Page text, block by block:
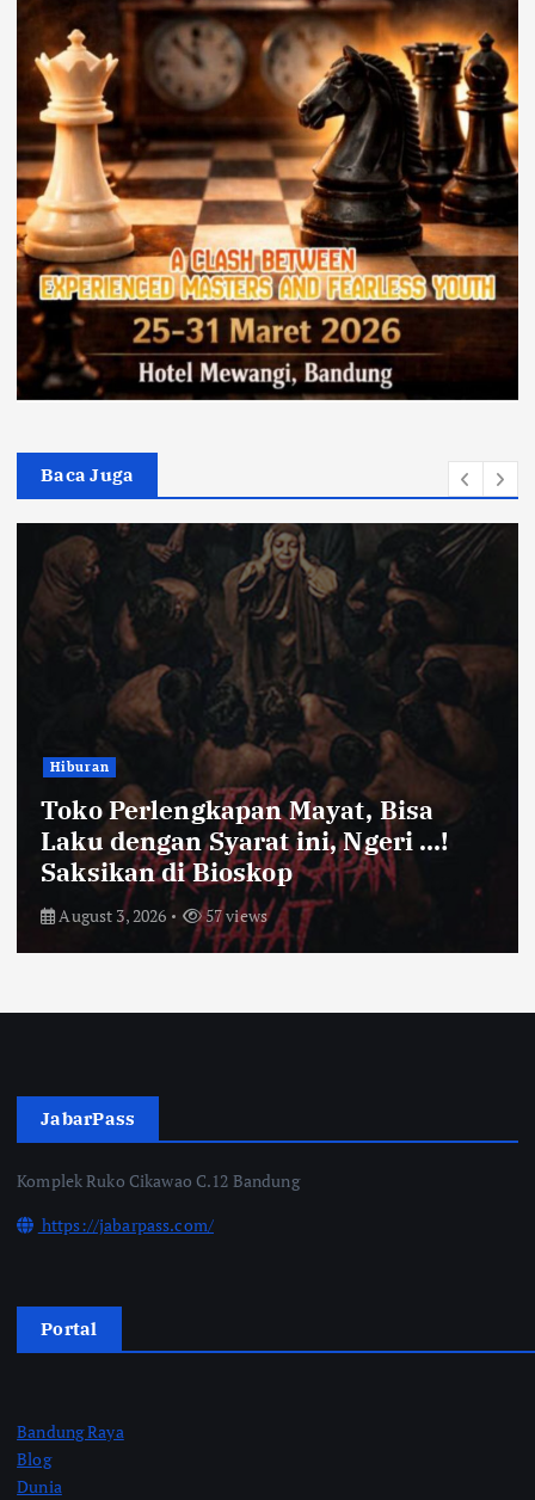
Baca Juga
Hiburan
Toko Perlengkapan Mayat, Bisa
Laku dengan Syarat ini, Ngeri …!
Saksikan di Bioskop
August 3, 2026 57 views
JabarPass
Komplek Ruko Cikawao C.12 Bandung
https://jabarpass.com/
Portal
Bandung Raya
Blog
Dunia